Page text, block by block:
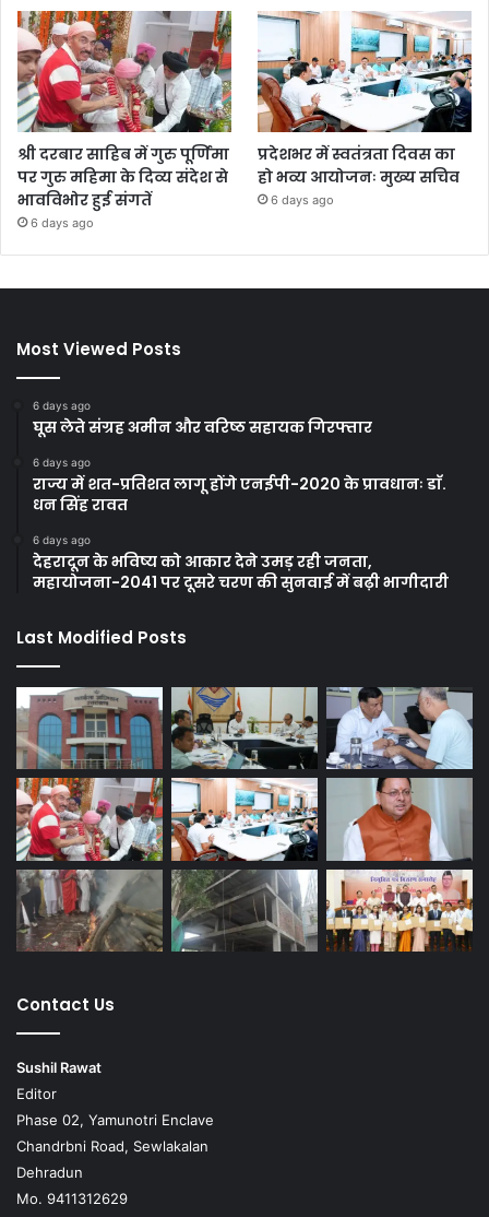
श्री दरबार साहिब में गुरु पूर्णिमा
पर गुरु महिमा के दिव्य संदेश से
भावविभोर हुई संगतें
6 days ago
प्रदेशभर में स्वतंत्रता दिवस का
हो भव्य आयोजनः मुख्य सचिव
6 days ago
Most Viewed Posts
6 days ago
घूस लेते संग्रह अमीन और वरिष्ठ सहायक गिरफ्तार
6 days ago
राज्य में शत-प्रतिशत लागू होंगे एनईपी-2020 के प्रावधानः डाॅ.
धन सिंह रावत
6 days ago
देहरादून के भविष्य को आकार देने उमड़ रही जनता,
महायोजना-2041 पर दूसरे चरण की सुनवाई में बढ़ी भागीदारी
Last Modified Posts
Contact Us
Sushil Rawat
Editor
Phase 02, Yamunotri Enclave
Chandrbni Road, Sewlakalan
Dehradun
Mo. 9411312629